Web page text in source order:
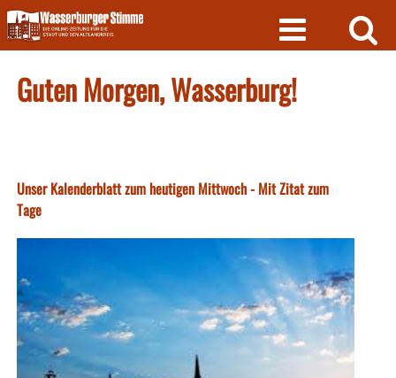
Skip
to
content
Guten Morgen, Wasserburg!
Unser Kalenderblatt zum heutigen Mittwoch - Mit Zitat zum
Tage